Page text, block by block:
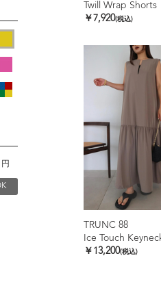
円
Twill Wrap Shorts
￥7,920(税込)
TRUNC 88
￥13,200(税込)